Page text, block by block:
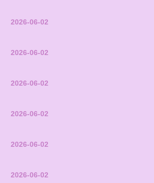
2026-06-02
2026-06-02
2026-06-02
2026-06-02
2026-06-02
2026-06-02